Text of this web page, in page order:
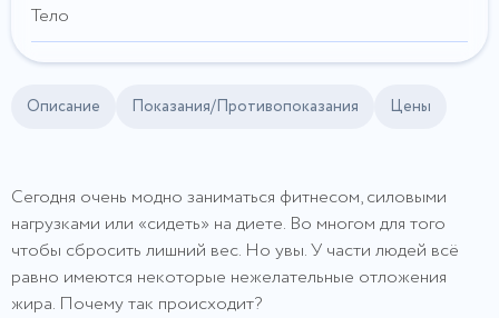
Тело
Описание Показания/Противопоказания Цены
Сегодня очень модно заниматься фитнесом, силовыми
нагрузками или «сидеть» на диете. Во многом для того
чтобы сбросить лишний вес. Но увы. У части людей всё
равно имеются некоторые нежелательные отложения
жира. Почему так происходит?